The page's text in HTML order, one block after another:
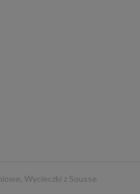
, Wycieczki z Sousse